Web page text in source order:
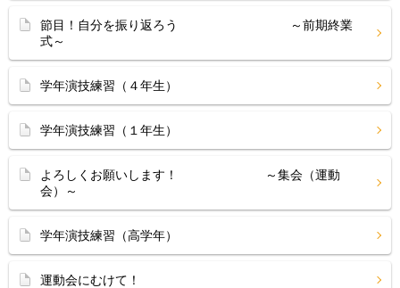
節目！自分を振り返ろう ～前期終業
式～
学年演技練習（４年生）
学年演技練習（１年生）
よろしくお願いします！ ～集会（運動
会）～
学年演技練習（高学年）
運動会にむけて！